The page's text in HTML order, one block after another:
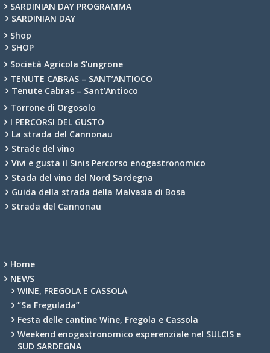
SARDINIAN DAY PROGRAMMA
SARDINIAN DAY
Shop
SHOP
Società Agricola S’ungrone
TENUTE CABRAS – SANT’ANTIOCO
Tenute Cabras – Sant’Antioco
Torrone di Orgosolo
I PERCORSI DEL GUSTO
La strada del Cannonau
Strade del vino
Vivi e gusta il Sinis Percorso enogastronomico
Stada del vino del Nord Sardegna
Guida della strada della Malvasia di Bosa
Strada del Cannonau
Home
NEWS
WINE, FREGOLA E CASSOLA
“Sa Fregulada”
Festa delle cantine Wine, Fregola e Cassola
Weekend enogastronomico esperenziale nel SULCIS e
SUD SARDEGNA